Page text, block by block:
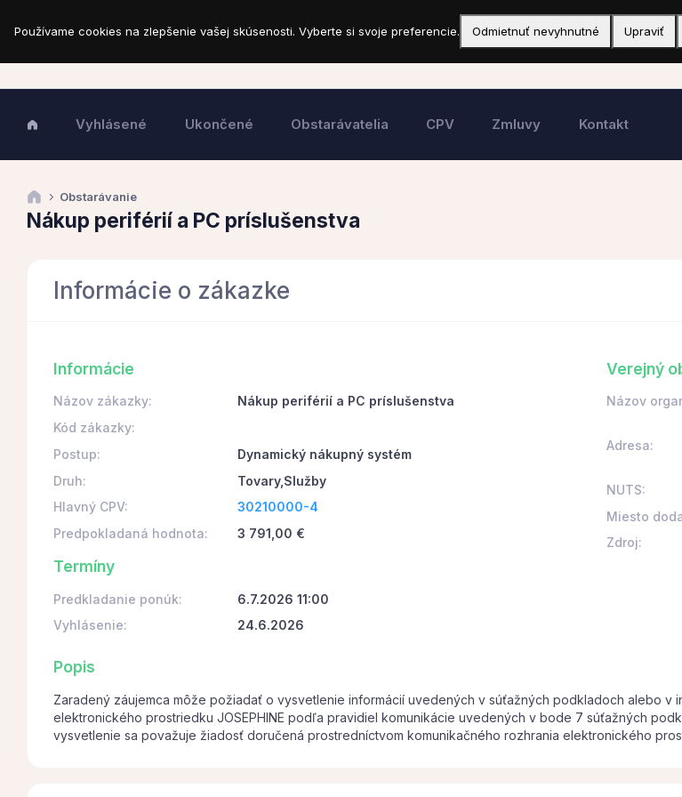
Vyhlásené Ukončené Obstarávatelia CPV Zmluvy Kontakt
Obstarávanie
Nákup periférií a PC príslušenstva
Informácie o zákazke
Informácie
Názov zákazky:
Nákup periférií a PC príslušenstva
Kód zákazky:
Postup:
Dynamický nákupný systém
Druh:
Tovary,Služby
Hlavný CPV:
30210000-4
Predpokladaná hodnota:
3 791,00 €
Termíny
Predkladanie ponúk:
6.7.2026 11:00
Vyhlásenie:
24.6.2026
Verejný
Názov
Adresa:
NUTS:
Miesto
Zdroj:
Popis
Zaradený záujemca môže požiadať o vysvetlenie informácií uvedených v súťažných podkladoch alebo
elektronického prostriedku JOSEPHINE podľa pravidiel komunikácie uvedených v bode 7 súťažných
vysvetlenie sa považuje žiadosť doručená prostredníctvom komunikačného rozhrania elektronického
Používame cookies na zlepšenie vašej skúsenosti. Vyberte si svoje preferencie. Odmietnuť nevyhnutné Upraviť